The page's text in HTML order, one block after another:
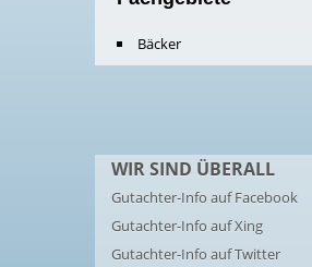
Bäcker
WIR SIND ÜBERALL
Gutachter-Info auf Facebook
Gutachter-Info auf Xing
Gutachter-Info auf Twitter